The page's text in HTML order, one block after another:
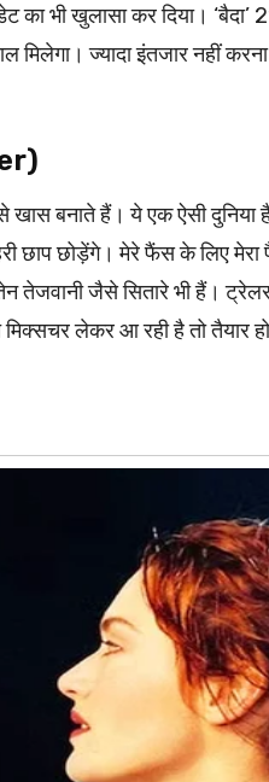
भी खुलासा कर दिया। ‘बैदा’
मिलेगा। ज्यादा इंतजार नहीं
खास बनाते हैं। ये एक ऐसी
छाप छोड़ेंगे। मेरे फैंस के लिए मेरा
तेजवानी जैसे सितारे भी हैं।
लेकर आ रही है तो तैयार हो